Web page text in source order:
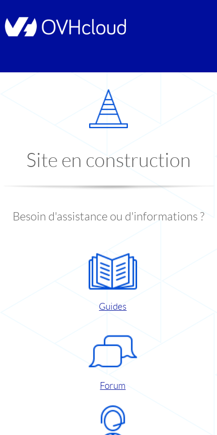
Site en construction
Besoin d'assistance ou d'informations ?
Guides
Forum